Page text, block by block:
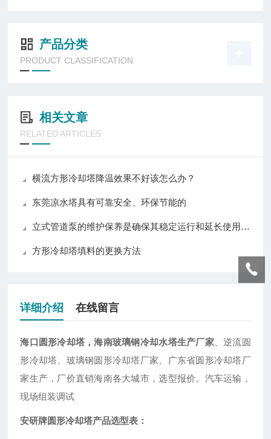
产品分类
PRODUCT CLASSIFICATION
相关文章
RELATED ARTICLES
横流方形冷却塔降温效果不好该怎么办？
东莞凉水塔具有可靠安全、环保节能的
立式管道泵的维护保养是确保其稳定运行和延长使用寿命的重要措施
方形冷却塔填料的更换方法
详细介绍 在线留言
海口圆形冷却塔，海南玻璃钢冷却水塔生产厂家、逆流圆
形冷却塔、玻璃钢圆形冷却塔厂家、广东省圆形冷却塔厂
家生产，厂价直销海南各大城市，选型报价。汽车运输，
现场组装调试
安研牌圆形冷却塔产品选型表：